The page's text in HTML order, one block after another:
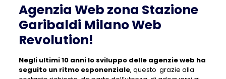
Agenzia Web zona Stazione
Garibaldi Milano Web
Revolution!
Negli ultimi 10 anni lo sviluppo delle agenzie web ha
seguito un ritmo esponenziale, questo grazie alla